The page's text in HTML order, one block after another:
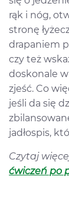
rąk i nóg,
stronę
drapaniem
czy też
doskonale
zjeść. Co
jeśli da się
jadłospis,
Czytaj
ćwiczeń po